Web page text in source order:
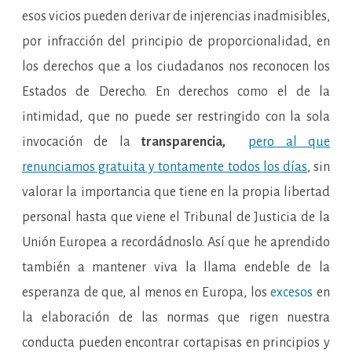
esos vicios pueden derivar de injerencias inadmisibles,
por infracción del principio de proporcionalidad, en
los derechos que a los ciudadanos nos reconocen los
Estados de Derecho. En derechos como el de la
intimidad, que no puede ser restringido con la sola
invocación de latransparencia, pero al que
renunciamos gratuita y tontamente todos los días, sin
valorar la importancia que tiene en la propia libertad
personal hasta que viene el Tribunal de Justicia de la
Unión Europea a recordádnoslo. Así que he aprendido
también a mantener viva la llama endeble de la
esperanza de que, al menos en Europa, losexcesos en
la elaboración de las normas que rigen nuestra
conducta pueden encontrar cortapisas en principios y